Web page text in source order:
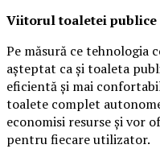
Viitorul toaletei publice
Pe măsură ce tehnologia
așteptat ca și toaleta
eficientă și mai
toalete complet
economisi resurse și vor
pentru fiecare utilizator.